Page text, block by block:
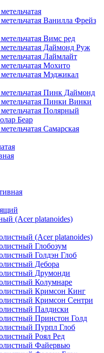
Ванилла Фрейз
Вимс ред
метельчатая Даймонд Руж
Лаймлайт
Мохито
Мэджикал
метельчатая Пинк Даймонд
метельчатая Пинки Винки
Полярный
Беар
Самарская
(Acer platanoides)
(Acer platanoides)
Глобозум
Голдэн Глоб
Дебора
Друмонди
Колумнаре
Кримсон Кинг
Кримсон Сентри
Палдиски
Принстoн Голд
Пурпл Глоб
Роял Ред
Файервью